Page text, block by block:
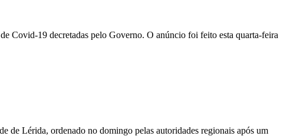
Covid-19 decretadas pelo Governo. O anúncio foi feito esta quarta-feira
de Lérida, ordenado no domingo pelas autoridades regionais após um